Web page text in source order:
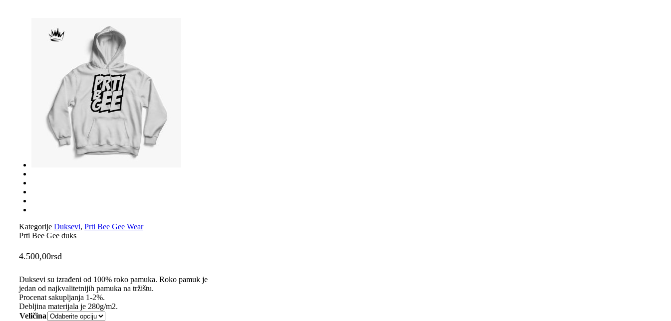
Kategorije Duksevi, Prti Bee Gee Wear
Prti Bee Gee duks
4.500,00rsd
Duksevi su izrađeni od 100% roko pamuka. Roko pamuk je
jedan od najkvalitetnijih pamuka na tržištu.
Procenat sakupljanja 1-2%.
Debljina materijala je 280g/m2.
Veličina